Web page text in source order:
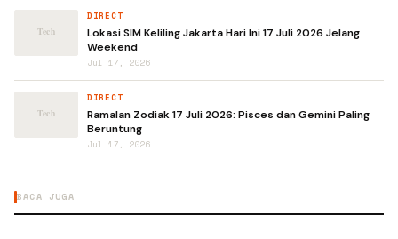
DIRECT
Lokasi SIM Keliling Jakarta Hari Ini 17 Juli 2026 Jelang
Weekend
Jul 17, 2026
DIRECT
Ramalan Zodiak 17 Juli 2026: Pisces dan Gemini Paling
Beruntung
Jul 17, 2026
BACA JUGA